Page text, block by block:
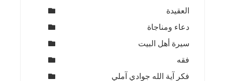
العقيدة
دعاء ومناجاة
سيرة أهل البيت
فقه
فكر آية الله جوادي آملي